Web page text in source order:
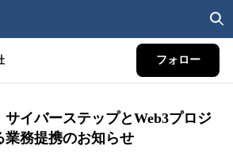
フォロー
サイバーステップとWeb3プロジ
業務提携のお知らせ